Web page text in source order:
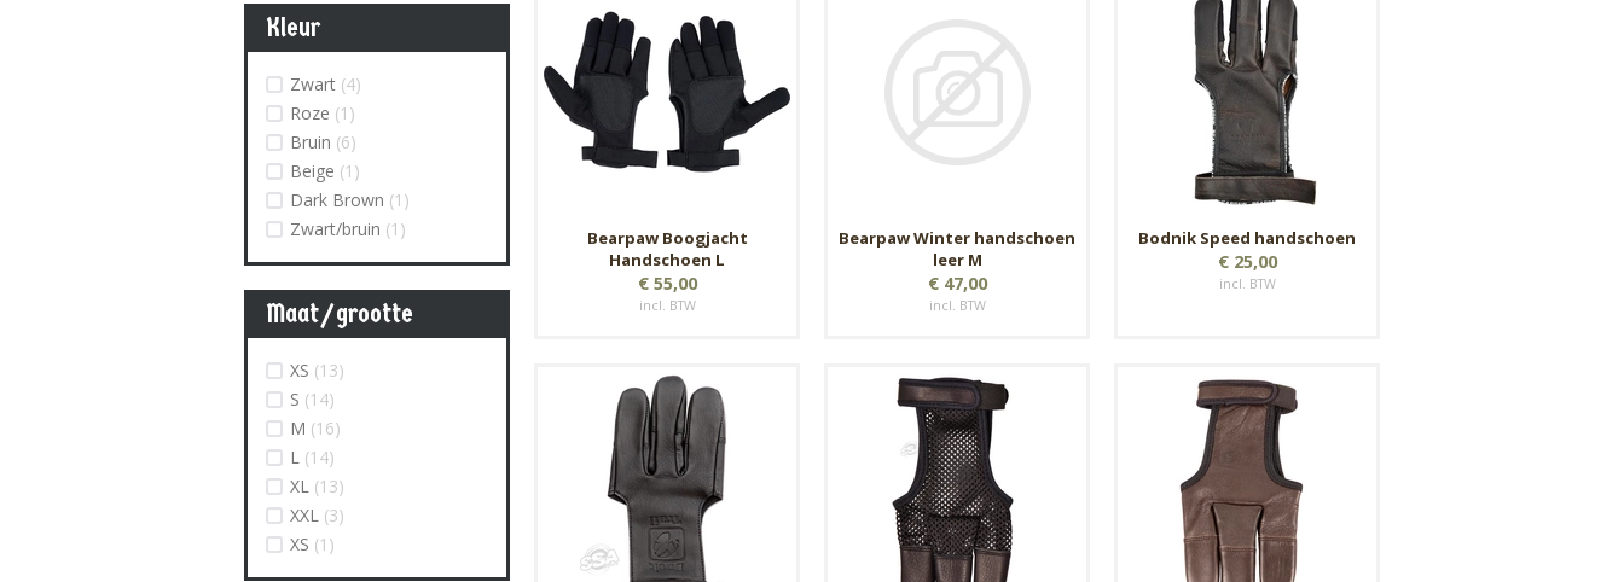
Kleur
Zwart (4)
Roze (1)
Bruin (6)
Beige (1)
Dark Brown (1)
Zwart/bruin (1)
Maat/grootte
XS (13)
S (14)
M (16)
L (14)
XL (13)
XXL (3)
XS (1)
Bearpaw Boogjacht
Handschoen L
€ 55,00
incl. BTW
Bearpaw Winter handschoen
leer M
€ 47,00
incl. BTW
Bodnik Speed handschoen
€ 25,00
incl. BTW